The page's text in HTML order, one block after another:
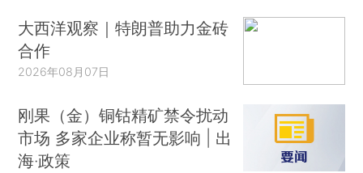
大西洋观察｜特朗普助力金砖
合作
2026年08月07日
刚果（金）铜钴精矿禁令扰动
市场 多家企业称暂无影响 | 出
海·政策